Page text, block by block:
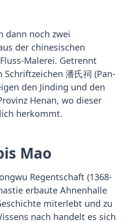
dann noch zwei
der chinesischen
Malerei. Getrennt
潘氏祠 (Pan-
den Jinding und den
Henan, wo dieser
herkommt.
Mao
Regentschaft (1368-
erbaute Ahnenhalle
miterlebt und zu
nach handelt es sich